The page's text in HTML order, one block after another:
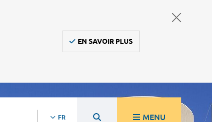
EN SAVOIR PLUS
FR MENU